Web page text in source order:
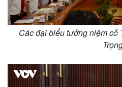
Thế giới
Các đại biểu tưởng niệm